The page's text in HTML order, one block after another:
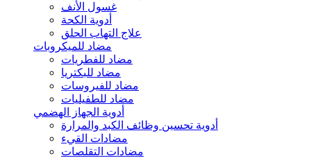
غسول الأنف
أدوية الكحة
علاج التهاب الحلق
مضاد للميكروبات
مضاد للفطريات
مضاد للبكتريا
مضاد للفيروسات
مضاد للطفيليات
أدوية الجهاز الهضمي
أدوية تحسين وظائف الكبد والمرارة
مضادات القيء
مضادات التقلصات